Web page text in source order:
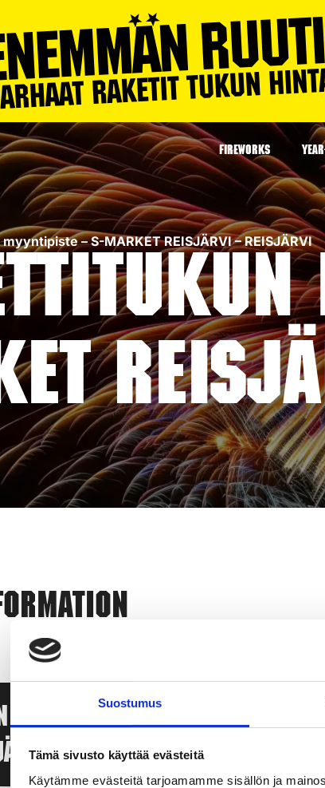
Suostumus
Tämä sivusto käyttää evästeitä
Käytämme evästeitä tarjoamamme sisällön ja
FIREWORKS
– S-MARKET REISJÄRVI – REISJÄRVI
myyntipiste – S-
– REISJÄRVI